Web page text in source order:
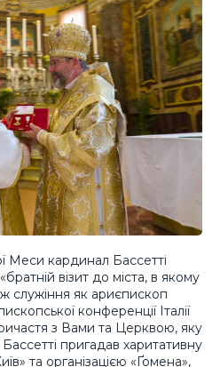
Меси кардинал Бассетті
візит до міста, в якому
служіння як ариєпископ
конференції Італії
з Вами та Церквою, яку
пригадав харитативну
та організацією «Ґомена»,